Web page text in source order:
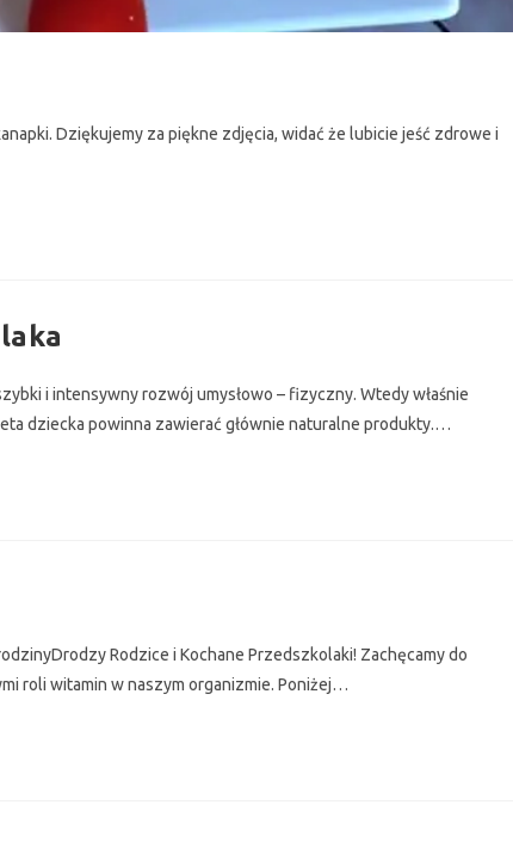
Dziękujemy za piękne zdjęcia, widać że lubicie jeść zdrowe i
i intensywny rozwój umysłowo – fizyczny. Wtedy właśnie
dziecka powinna zawierać głównie naturalne produkty.…
Rodzice i Kochane Przedszkolaki! Zachęcamy do
roli witamin w naszym organizmie. Poniżej…